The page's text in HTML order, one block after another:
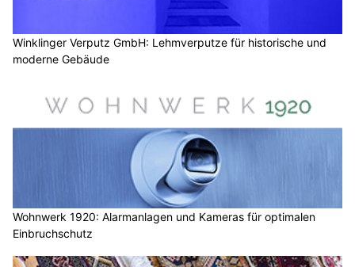
Winklinger Verputz GmbH: Lehmverputze für historische und
moderne Gebäude
Wohnwerk 1920: Alarmanlagen und Kameras für optimalen
Einbruchschutz